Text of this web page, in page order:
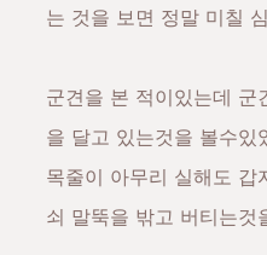
는 것을 보면 정말 미칠
군견을 본 적이있는데 군
을 달고 있는것을 볼수있
목줄이 아무리 실해도 갑
쇠 말뚝을 밖고 버티는것